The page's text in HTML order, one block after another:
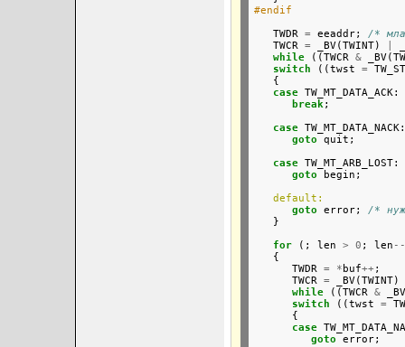
#endif
   TWDR
= eeaddr; /*
   TWCR
= _BV(TWINT)
while ((TWCR &
switch ((twst =
   {
case TW_MT_DATA_ACK:
break;
case TW_MT_DATA_NACK:
goto quit;
case TW_MT_ARB_LOST:
goto begin;
default:
goto error; /*
   }
for (; len > 0 ; len --
   {
      TWDR
= * buf++ ;
      TWCR
= _BV(TWINT)
while ((TWCR &
switch ((twst =
      {
case
goto error;